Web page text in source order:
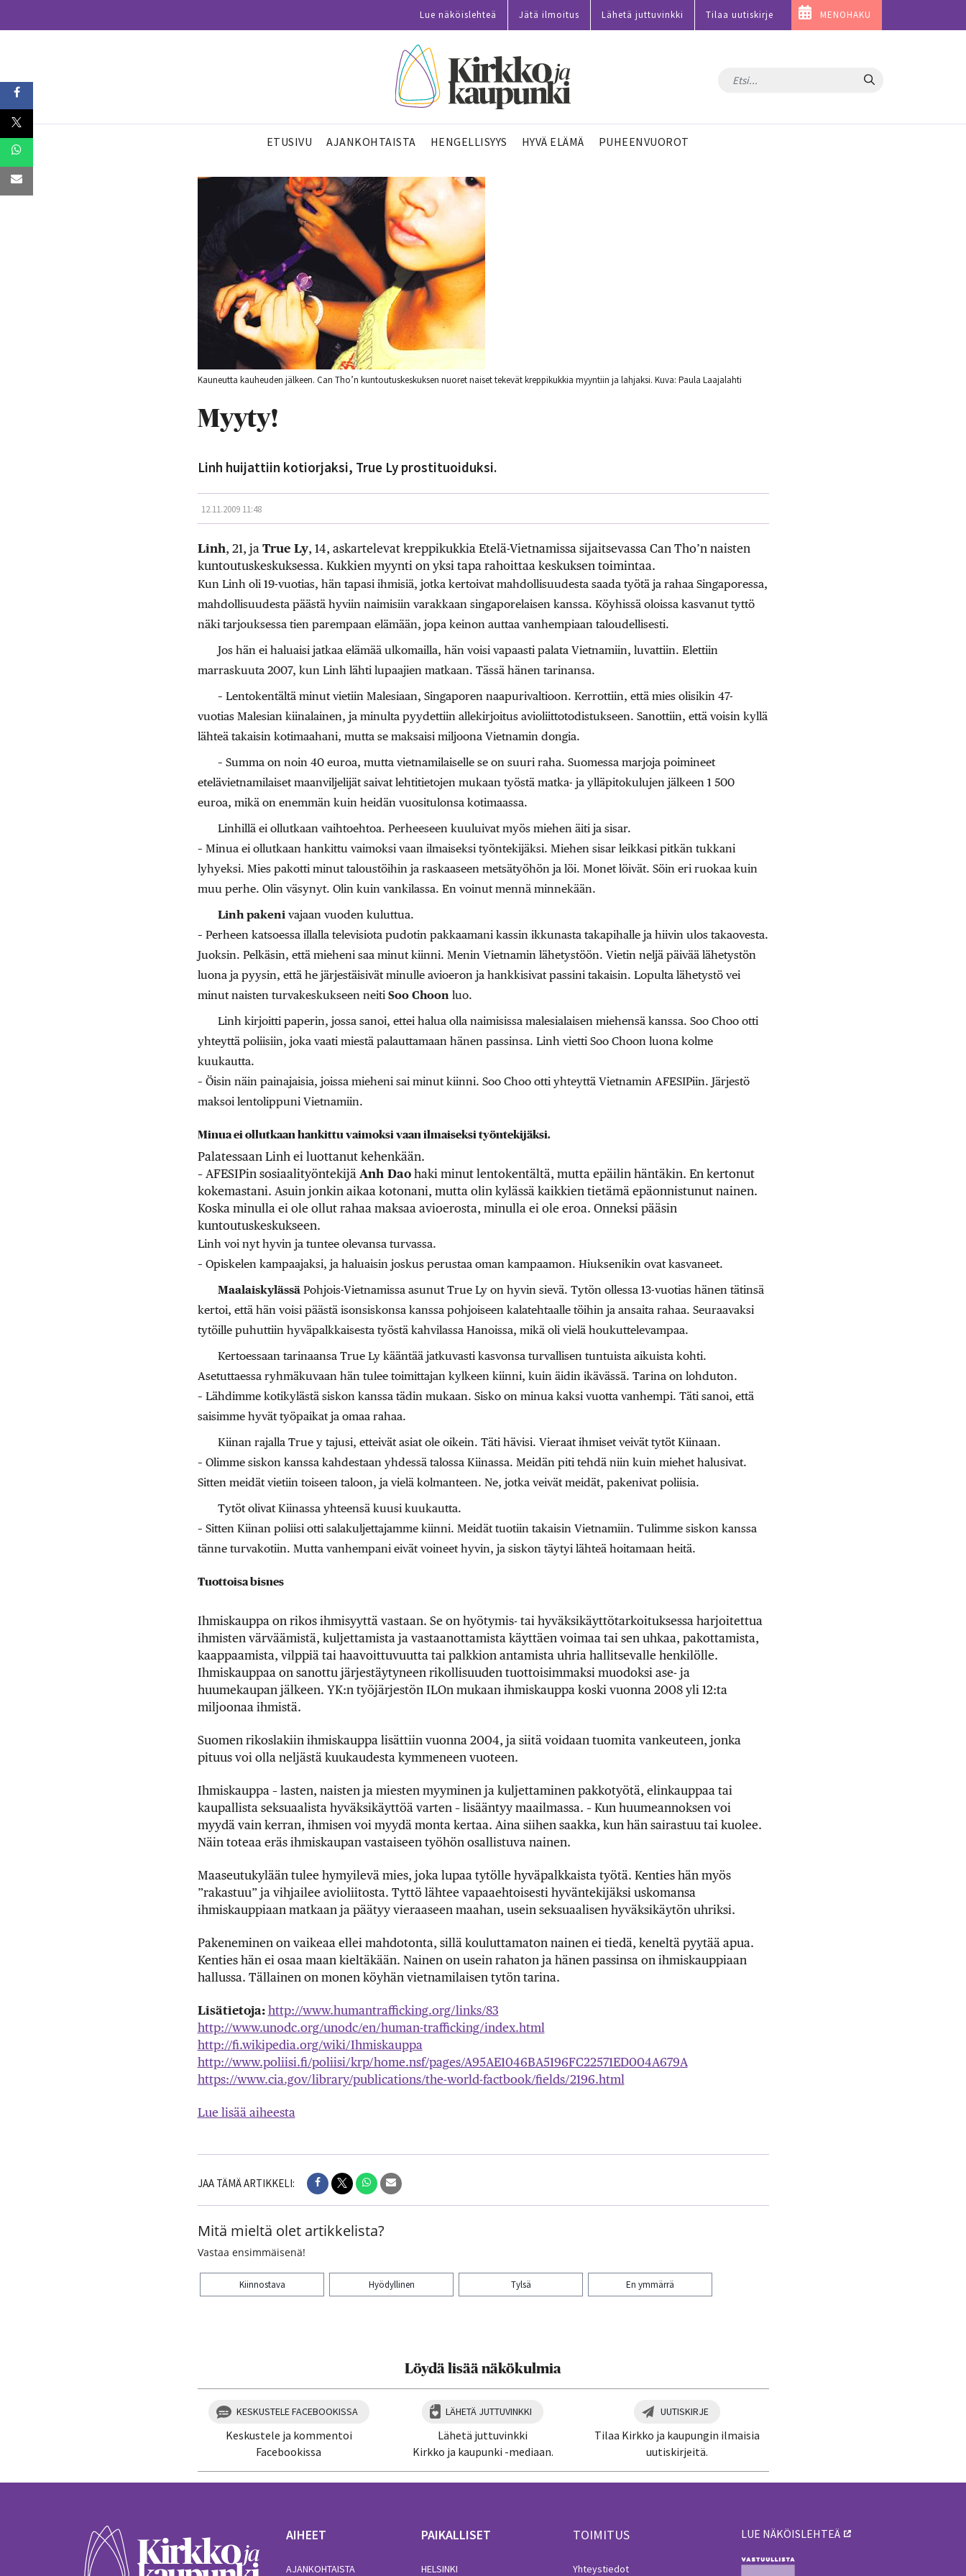
Lue näköislehteä Jätä ilmoitus Lähetä juttuvinkki Tilaa uutiskirje MENOHAKU
Hae
ETUSIVU AJANKOHTAISTA HENGELLISYYS HYVÄ ELÄMÄ PUHEENVUOROT
Kauneutta kauheuden jälkeen. Can Tho’n kuntoutuskeskuksen nuoret naiset tekevät kreppikukkia myyntiin ja lahjaksi. Kuva: Paula Laajalahti
Myyty!
Linh huijattiin kotiorjaksi, True Ly prostituoiduksi.
12.11.2009 11:48
Linh, 21, ja True Ly, 14, askartelevat kreppikukkia Etelä-Vietnamissa sijaitsevassa Can Tho’n naisten
kuntoutuskeskuksessa. Kukkien myynti on yksi tapa rahoittaa keskuksen toimintaa.
Kun Linh oli 19-vuotias, hän tapasi ihmisiä, jotka kertoivat mahdollisuudesta saada työtä ja rahaa Singaporessa,
mahdollisuudesta päästä hyviin naimisiin varakkaan singaporelaisen kanssa. Köyhissä oloissa kasvanut tyttö
näki tarjouksessa tien parempaan elämään, jopa keinon auttaa vanhempiaan taloudellisesti.
Jos hän ei haluaisi jatkaa elämää ulkomailla, hän voisi vapaasti palata Vietnamiin, luvattiin. Elettiin
marraskuuta 2007, kun Linh lähti lupaajien matkaan. Tässä hänen tarinansa.
– Lentokentältä minut vietiin Malesiaan, Singaporen naapurivaltioon. Kerrottiin, että mies olisikin 47-
vuotias Malesian kiinalainen, ja minulta pyydettiin allekirjoitus avioliittotodistukseen. Sanottiin, että voisin kyllä
lähteä takaisin kotimaahani, mutta se maksaisi miljoona Vietnamin dongia.
– Summa on noin 40 euroa, mutta vietnamilaiselle se on suuri raha. Suomessa marjoja poimineet
etelävietnamilaiset maanviljelijät saivat lehtitietojen mukaan työstä matka- ja ylläpitokulujen jälkeen 1 500
euroa, mikä on enemmän kuin heidän vuositulonsa kotimaassa.
Linhillä ei ollutkaan vaihtoehtoa. Perheeseen kuuluivat myös miehen äiti ja sisar.
– Minua ei ollutkaan hankittu vaimoksi vaan ilmaiseksi työntekijäksi. Miehen sisar leikkasi pitkän tukkani
lyhyeksi. Mies pakotti minut taloustöihin ja raskaaseen metsätyöhön ja löi. Monet löivät. Söin eri ruokaa kuin
muu perhe. Olin väsynyt. Olin kuin vankilassa. En voinut mennä minnekään.
Linh pakenivajaan vuoden kuluttua.
– Perheen katsoessa illalla televisiota pudotin pakkaamani kassin ikkunasta takapihalle ja hiivin ulos takaovesta.
Juoksin. Pelkäsin, että mieheni saa minut kiinni. Menin Vietnamin lähetystöön. Vietin neljä päivää lähetystön
luona ja pyysin, että he järjestäisivät minulle avioeron ja hankkisivat passini takaisin. Lopulta lähetystö vei
minut naisten turvakeskukseen neiti Soo Choonluo.
Linh kirjoitti paperin, jossa sanoi, ettei halua olla naimisissa malesialaisen miehensä kanssa. Soo Choo otti
yhteyttä poliisiin, joka vaati miestä palauttamaan hänen passinsa. Linh vietti Soo Choon luona kolme
kuukautta.
– Öisin näin painajaisia, joissa mieheni sai minut kiinni. Soo Choo otti yhteyttä Vietnamin AFESIPiin. Järjestö
maksoi lentolippuni Vietnamiin.
Minua ei ollutkaan hankittu vaimoksi vaan ilmaiseksi työntekijäksi.
Palatessaan Linh ei luottanut kehenkään.
– AFESIPin sosiaalityöntekijä Anh Daohaki minut lentokentältä, mutta epäilin häntäkin. En kertonut
kokemastani. Asuin jonkin aikaa kotonani, mutta olin kylässä kaikkien tietämä epäonnistunut nainen.
Koska minulla ei ole ollut rahaa maksaa avioerosta, minulla ei ole eroa. Onneksi pääsin
kuntoutuskeskukseen.
Linh voi nyt hyvin ja tuntee olevansa turvassa.
– Opiskelen kampaajaksi, ja haluaisin joskus perustaa oman kampaamon. Hiuksenikin ovat kasvaneet.
MaalaiskylässäPohjois-Vietnamissa asunut True Ly on hyvin sievä. Tytön ollessa 13-vuotias hänen tätinsä
kertoi, että hän voisi päästä isonsiskonsa kanssa pohjoiseen kalatehtaalle töihin ja ansaita rahaa. Seuraavaksi
tytöille puhuttiin hyväpalkkaisesta työstä kahvilassa Hanoissa, mikä oli vielä houkuttelevampaa.
Kertoessaan tarinaansa True Ly kääntää jatkuvasti kasvonsa turvallisen tuntuista aikuista kohti.
Asetuttaessa ryhmäkuvaan hän tulee toimittajan kylkeen kiinni, kuin äidin ikävässä. Tarina on lohduton.
– Lähdimme kotikylästä siskon kanssa tädin mukaan. Sisko on minua kaksi vuotta vanhempi. Täti sanoi, että
saisimme hyvät työpaikat ja omaa rahaa.
Kiinan rajalla True y tajusi, etteivät asiat ole oikein. Täti hävisi. Vieraat ihmiset veivät tytöt Kiinaan.
– Olimme siskon kanssa kahdestaan yhdessä talossa Kiinassa. Meidän piti tehdä niin kuin miehet halusivat.
Sitten meidät vietiin toiseen taloon, ja vielä kolmanteen. Ne, jotka veivät meidät, pakenivat poliisia.
Tytöt olivat Kiinassa yhteensä kuusi kuukautta.
– Sitten Kiinan poliisi otti salakuljettajamme kiinni. Meidät tuotiin takaisin Vietnamiin. Tulimme siskon kanssa
tänne turvakotiin. Mutta vanhempani eivät voineet hyvin, ja siskon täytyi lähteä hoitamaan heitä.
Tuottoisa bisnes
Ihmiskauppa on rikos ihmisyyttä vastaan. Se on hyötymis- tai hyväksikäyttötarkoituksessa harjoitettua
ihmisten värväämistä, kuljettamista ja vastaanottamista käyttäen voimaa tai sen uhkaa, pakottamista,
kaappaamista, vilppiä tai haavoittuvuutta tai palkkion antamista uhria hallitsevalle henkilölle.
Ihmiskauppaa on sanottu järjestäytyneen rikollisuuden tuottoisimmaksi muodoksi ase- ja
huumekaupan jälkeen. YK:n työjärjestön ILOn mukaan ihmiskauppa koski vuonna 2008 yli 12:ta
miljoonaa ihmistä.
Suomen rikoslakiin ihmiskauppa lisättiin vuonna 2004, ja siitä voidaan tuomita vankeuteen, jonka
pituus voi olla neljästä kuukaudesta kymmeneen vuoteen.
Ihmiskauppa – lasten, naisten ja miesten myyminen ja kuljettaminen pakkotyötä, elinkauppaa tai
kaupallista seksuaalista hyväksikäyttöä varten – lisääntyy maailmassa. – Kun huumeannoksen voi
myydä vain kerran, ihmisen voi myydä monta kertaa. Aina siihen saakka, kun hän sairastuu tai kuolee.
Näin toteaa eräs ihmiskaupan vastaiseen työhön osallistuva nainen.
Maaseutukylään tulee hymyilevä mies, joka lupaa tytölle hyväpalkkaista työtä. Kenties hän myös
”rakastuu” ja vihjailee avioliitosta. Tyttö lähtee vapaaehtoisesti hyväntekijäksi uskomansa
ihmiskauppiaan matkaan ja päätyy vieraaseen maahan, usein seksuaalisen hyväksikäytön uhriksi.
Pakeneminen on vaikeaa ellei mahdotonta, sillä kouluttamaton nainen ei tiedä, keneltä pyytää apua.
Kenties hän ei osaa maan kieltäkään. Nainen on usein rahaton ja hänen passinsa on ihmiskauppiaan
hallussa. Tällainen on monen köyhän vietnamilaisen tytön tarina.
Lisätietoja: http://www.humantrafficking.org/links/83
http://www.unodc.org/unodc/en/human-trafficking/index.html
http://fi.wikipedia.org/wiki/Ihmiskauppa
http://www.poliisi.fi/poliisi/krp/home.nsf/pages/A95AE1046BA5196FC22571ED004A679A
https://www.cia.gov/library/publications/the-world-factbook/fields/2196.html
Lue lisää aiheesta
JAA TÄMÄ ARTIKKELI:
Mitä mieltä olet artikkelista?
Vastaa ensimmäisenä!
Kiinnostava Hyödyllinen Tylsä En ymmärrä
Löydä lisää näkökulmia
KESKUSTELE FACEBOOKISSA
Keskustele ja kommentoi
Facebookissa
LÄHETÄ JUTTUVINKKI
Lähetä juttuvinkki
Kirkko ja kaupunki -mediaan.
UUTISKIRJE
Tilaa Kirkko ja kaupungin ilmaisia
uutiskirjeitä.
AIHEET
AJANKOHTAISTA
PAIKALLISET
HELSINKI
TOIMITUS
Yhteystiedot
LUE NÄKÖISLEHTEÄ